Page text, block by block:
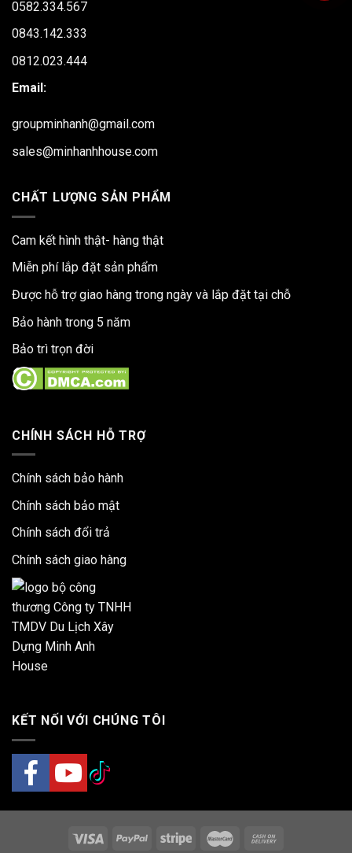
0582.334.567
0843.142.333
0812.023.444
Email:
groupminhanh@gmail.com
sales@minhanhhouse.com
CHẤT LƯỢNG SẢN PHẨM
Cam kết hình thật- hàng thật
Miễn phí lắp đặt sản phẩm
Được hỗ trợ giao hàng trong ngày và lắp đặt tại chỗ
Bảo hành trong 5 năm
Bảo trì trọn đời
CHÍNH SÁCH HỖ TRỢ
Chính sách bảo hành
Chính sách bảo mật
Chính sách đổi trả
Chính sách giao hàng
KẾT NỐI VỚI CHÚNG TÔI